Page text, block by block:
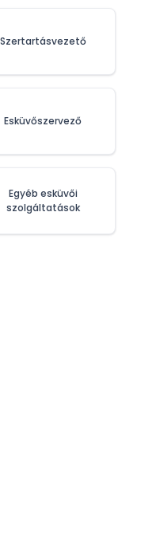
Szertartásvezető
Esküvőszervező
Egyéb esküvői
szolgáltatások